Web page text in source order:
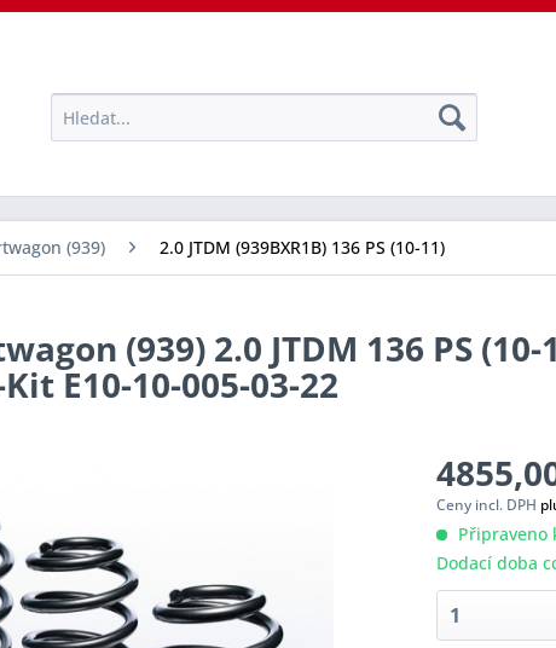
(939) 2.0 JTDM (939BXR1B) 136 PS (10-11)
(939) 2.0 JTDM 136 PS
E10-10-005-03-22
Ceny incl. DPH
Připraveno
Dodací doba